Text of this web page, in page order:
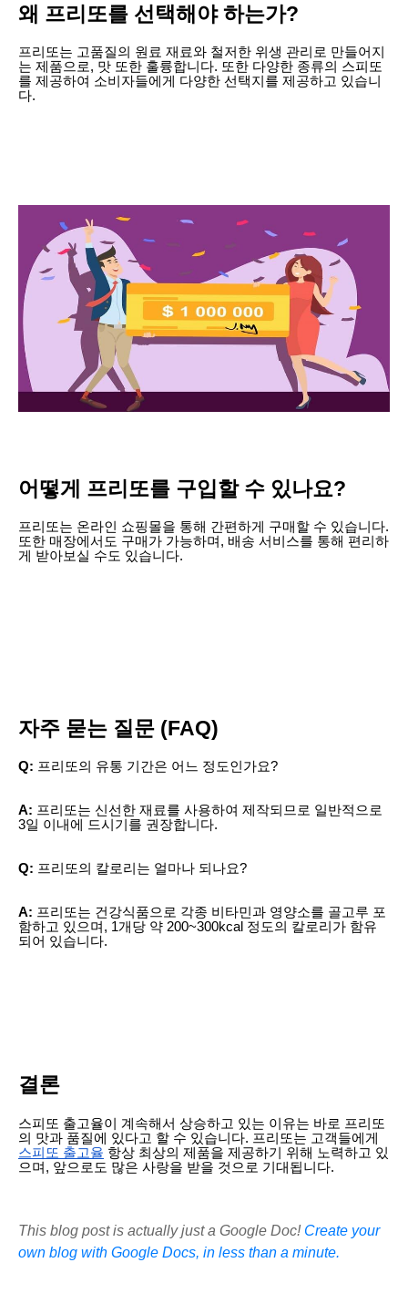
왜 프리또를 선택해야 하는가?
프리또는 고품질의 원료 재료와 철저한 위생 관리로 만들어지
는 제품으로, 맛 또한 훌륭합니다. 또한 다양한 종류의 스피또
를 제공하여 소비자들에게 다양한 선택지를 제공하고 있습니
다.
어떻게 프리또를 구입할 수 있나요?
프리또는 온라인 쇼핑몰을 통해 간편하게 구매할 수 있습니다.
또한 매장에서도 구매가 가능하며, 배송 서비스를 통해 편리하
게 받아보실 수도 있습니다.
자주 묻는 질문 (FAQ)
Q: 프리또의 유통 기간은 어느 정도인가요?
A: 프리또는 신선한 재료를 사용하여 제작되므로 일반적으로
3일 이내에 드시기를 권장합니다.
Q: 프리또의 칼로리는 얼마나 되나요?
A: 프리또는 건강식품으로 각종 비타민과 영양소를 골고루 포
함하고 있으며, 1개당 약 200~300kcal 정도의 칼로리가 함유
되어 있습니다.
결론
스피또 출고율이 계속해서 상승하고 있는 이유는 바로 프리또
의 맛과 품질에 있다고 할 수 있습니다. 프리또는 고객들에게
스피또 출고율 항상 최상의 제품을 제공하기 위해 노력하고 있
으며, 앞으로도 많은 사랑을 받을 것으로 기대됩니다.
This blog post is actually just a Google Doc! Create your
own blog with Google Docs, in less than a minute.